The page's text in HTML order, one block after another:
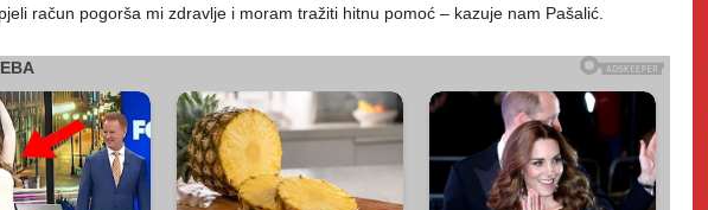
račun pogorša mi zdravlje i moram tražiti hitnu pomoć – kazuje nam Pašalić.